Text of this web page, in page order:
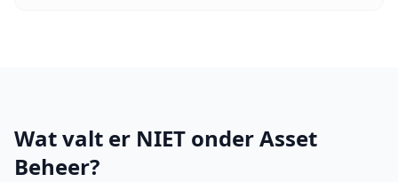
Wat valt er NIET onder Asset
Beheer?